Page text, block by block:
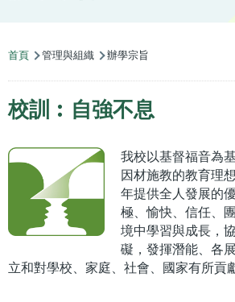
導
連
結
首頁 管理與組織 辦學宗旨
校訓︰自強不息
我校以基督福音為
因材施教的教育理
年提供全人發展的
極、愉快、信任、
境中學習與成長，
礙，發揮潛能、各
立和對學校、家庭、社會、國家有所貢